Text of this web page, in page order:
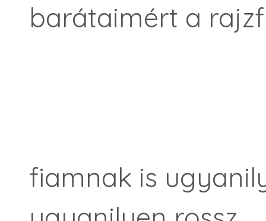
barátaimért a
fiamnak is